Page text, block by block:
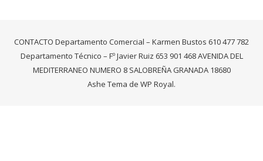
CONTACTO Departamento Comercial – Karmen Bustos 610 477 782
Departamento Técnico – Fº Javier Ruiz 653 901 468 AVENIDA DEL
MEDITERRANEO NUMERO 8 SALOBREÑA GRANADA 18680
Ashe Tema de WP Royal.